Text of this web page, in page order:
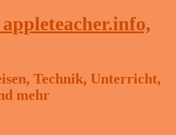
Technik, Unterricht,
mehr